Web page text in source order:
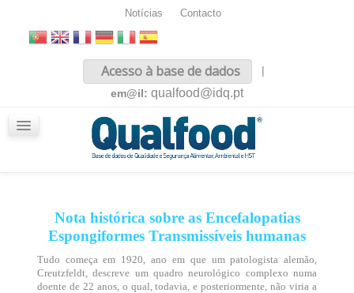
Notícias Contacto
Acesso à base de dados
|
em@il: qualfood@idq.pt
Nota histórica sobre as Encefalopatias
Espongiformes Transmissíveis humanas
Tudo começa em 1920, ano em que um patologista alemão,
Creutzfeldt, descreve um quadro neurológico complexo numa
doente de 22 anos, o qual, todavia, e posteriormente, não viria a